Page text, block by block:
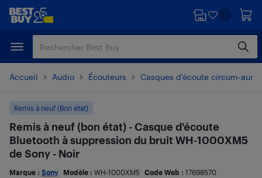
Passer
principal
Passer
Accueil Audio Écouteurs Casques d'écoute circum-
Remis à neuf (Bon état)
Remis à neuf (bon état) - Casque d'écoute
Bluetooth à suppression du bruit WH-1000XM5
de Sony - Noir
Marque : Sony Modèle : WH-1000XM5 Code Web : 17698570